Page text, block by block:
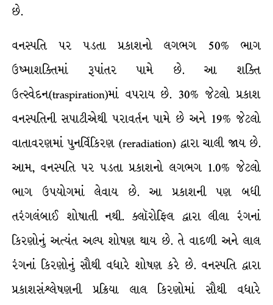
છે.
વનસ્પતિ પર પડતા પ્રકાશનો લગભગ 50% ભાગ
ઉષ્માશક્તિમાં રૂપાંતર પામે છે. આ શક્તિ
ઉત્સ્વેદન(traspiration)માં વપરાય છે. 30% જેટલો પ્રકાશ
વનસ્પતિની સપાટીએથી પરાવર્તન પામે છે અને 19% જેટલો
વાતાવરણમાં પુનર્વિકિરણ (reradiation) દ્વારા ચાલી જાય છે.
આમ, વનસ્પતિ પર પડતા પ્રકાશનો લગભગ 1.0% જેટલો
ભાગ ઉપયોગમાં લેવાય છે. આ પ્રકાશની પણ બધી
તરંગલંબાઈ શોષાતી નથી. ક્લૉરોફિલ દ્વારા લીલા રંગનાં
કિરણોનું અત્યંત અલ્પ શોષણ થાય છે. તે વાદળી અને લાલ
રંગનાં કિરણોનું સૌથી વધારે શોષણ કરે છે. વનસ્પતિ દ્વારા
પ્રકાશસંશ્લેષણની પ્રક્રિયા લાલ કિરણોમાં સૌથી વધારે